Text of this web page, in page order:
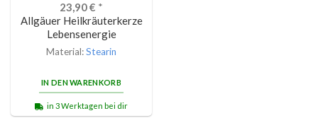
23,90€ *
Allgäuer Heilkräuterkerze
Lebensenergie
Material:Stearin
IN DEN WARENKORB
in 3 Werktagen bei dir